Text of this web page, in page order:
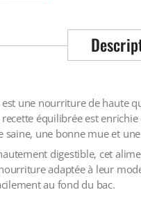
est une nourriture de haute
recette équilibrée est
saine, une bonne mue et
digestible, cet
adaptée à leur
au fond du bac.